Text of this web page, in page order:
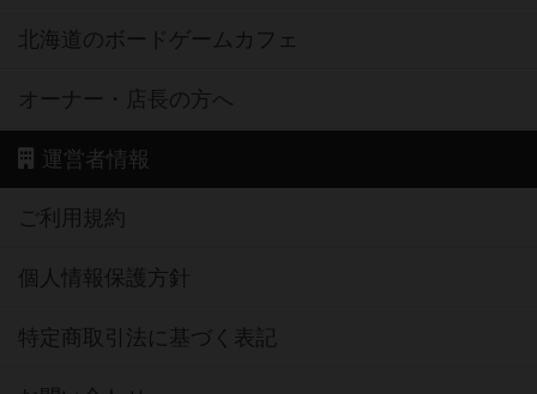
北海道のボードゲームカフェ
オーナー・店長の方へ
運営者情報
ご利用規約
個人情報保護方針
特定商取引法に基づく表記